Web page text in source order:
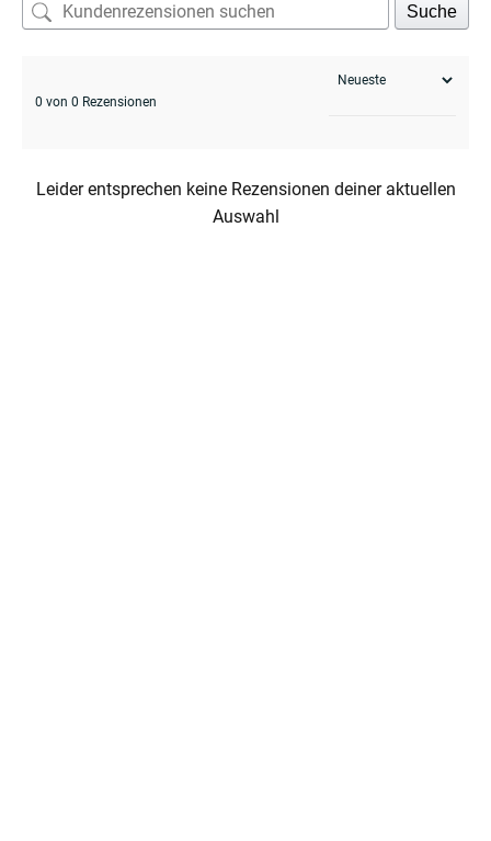
Suche
0 von 0 Rezensionen
Leider entsprechen keine Rezensionen deiner aktuellen
Auswahl